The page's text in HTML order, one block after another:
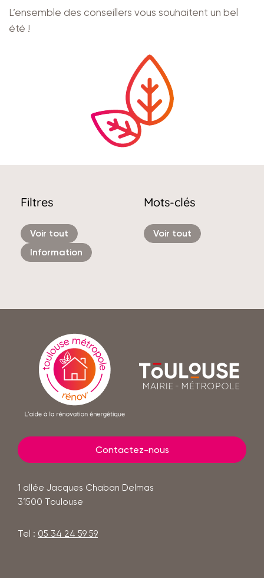
L’ensemble des conseillers vous souhaitent un bel
été !
Filtres
Voir tout
Information
Mots-clés
Voir tout
En
savoir
plus
Toulouse
mairie
Contactez-nous
1 allée Jacques Chaban Delmas
31500 Toulouse
Tel : 05 34 24 59 59